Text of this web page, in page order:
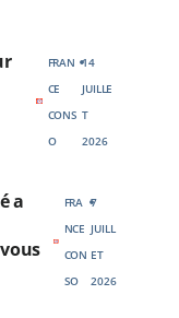
FRAN
CE
CONS
O
14
JUILLE
T
2026
a
FRA
NCE
CON
SO
7
JUILL
ET
2026